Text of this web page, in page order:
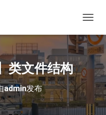
换
导
航
类文件结构
admin发布